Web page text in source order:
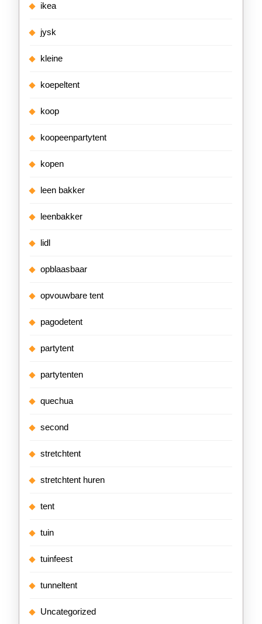
ikea
jysk
kleine
koepeltent
koop
koopeenpartytent
kopen
leen bakker
leenbakker
lidl
opblaasbaar
opvouwbare tent
pagodetent
partytent
partytenten
quechua
second
stretchtent
stretchtent huren
tent
tuin
tuinfeest
tunneltent
Uncategorized